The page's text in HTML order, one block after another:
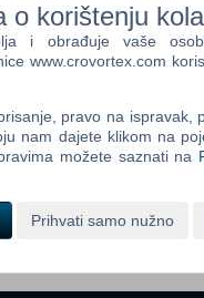
o korištenju
i obrađuje vaše
www.crovortex.com
pravo na ispravak,
nam dajete klikom na
možete saznati na
Prihvati samo nužno